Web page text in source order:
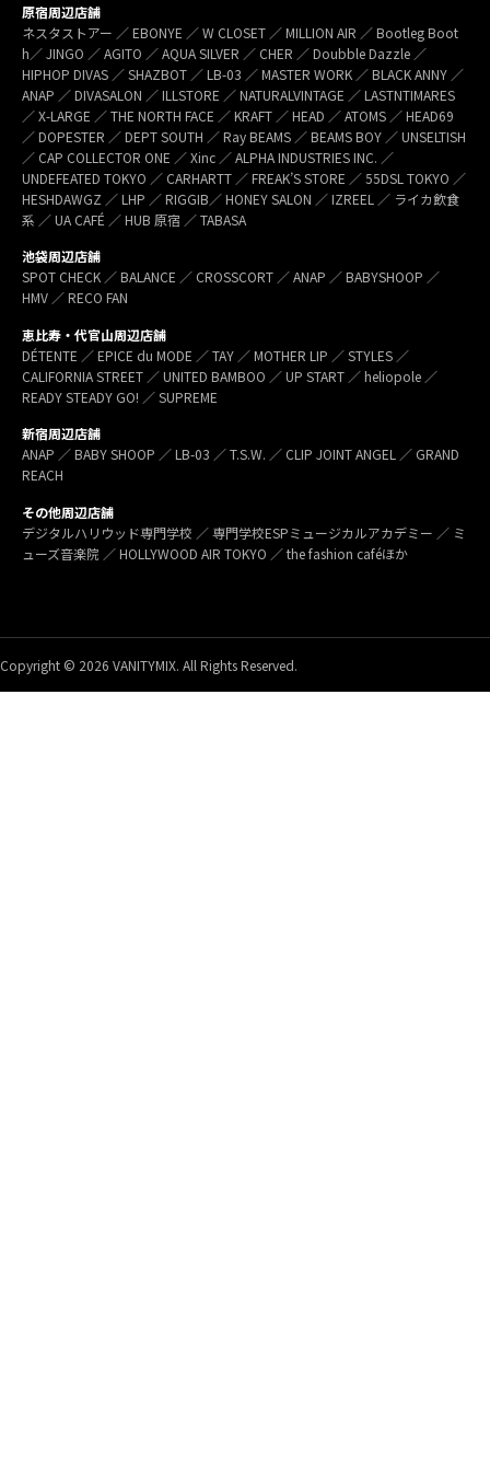
原宿周辺店舗
ネスタストアー ／ EBONYE ／ W CLOSET ／ MILLION AIR ／ Bootleg Boot
h／ JINGO ／ AGITO ／ AQUA SILVER ／ CHER ／ Doubble Dazzle ／
HIPHOP DIVAS ／ SHAZBOT ／ LB-03 ／ MASTER WORK ／ BLACK ANNY ／
ANAP ／ DIVASALON ／ ILLSTORE ／ NATURALVINTAGE ／ LASTNTIMARES
／ X-LARGE ／ THE NORTH FACE ／ KRAFT ／ HEAD ／ ATOMS ／ HEAD69
／ DOPESTER ／ DEPT SOUTH ／ Ray BEAMS ／ BEAMS BOY ／ UNSELTISH
／ CAP COLLECTOR ONE ／ Xinc ／ ALPHA INDUSTRIES INC. ／
UNDEFEATED TOKYO ／ CARHARTT ／ FREAK’S STORE ／ 55DSL TOKYO ／
HESHDAWGZ ／ LHP ／ RIGGIB／ HONEY SALON ／ IZREEL ／ ライカ飲食
系 ／ UA CAFÉ ／ HUB 原宿 ／ TABASA
池袋周辺店舗
SPOT CHECK ／ BALANCE ／ CROSSCORT ／ ANAP ／ BABYSHOOP ／
HMV ／ RECO FAN
恵比寿・代官山周辺店舗
DÉTENTE ／ EPICE du MODE ／ TAY ／ MOTHER LIP ／ STYLES ／
CALIFORNIA STREET ／ UNITED BAMBOO ／ UP START ／ heliopole ／
READY STEADY GO! ／ SUPREME
新宿周辺店舗
ANAP ／ BABY SHOOP ／ LB-03 ／ T.S.W. ／ CLIP JOINT ANGEL ／ GRAND
REACH
その他周辺店舗
デジタルハリウッド専門学校 ／ 専門学校ESPミュージカルアカデミー ／ ミ
ューズ音楽院 ／ HOLLYWOOD AIR TOKYO ／ the fashion caféほか
Copyright © 2026 VANITYMIX. All Rights Reserved.